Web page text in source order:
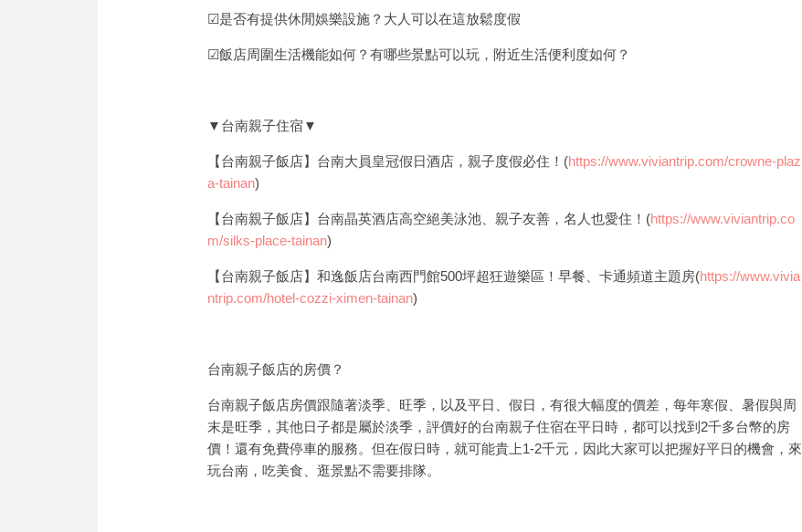
☑是否有提供休閒娛樂設施？大人可以在這放鬆度假
☑飯店周圍生活機能如何？有哪些景點可以玩，附近生活便利度如何？
▼台南親子住宿▼
【台南親子飯店】台南大員皇冠假日酒店，親子度假必住！(https://www.viviantrip.com/crowne-plaz
a-tainan)
【台南親子飯店】台南晶英酒店高空絕美泳池、親子友善，名人也愛住！(https://www.viviantrip.co
m/silks-place-tainan)
【台南親子飯店】和逸飯店台南西門館500坪超狂遊樂區！早餐、卡通頻道主題房(https://www.vivia
ntrip.com/hotel-cozzi-ximen-tainan)
台南親子飯店的房價？
台南親子飯店房價跟隨著淡季、旺季，以及平日、假日，有很大幅度的價差，每年寒假、暑假與周
末是旺季，其他日子都是屬於淡季，評價好的台南親子住宿在平日時，都可以找到2千多台幣的房
價！還有免費停車的服務。但在假日時，就可能貴上1-2千元，因此大家可以把握好平日的機會，來
玩台南，吃美食、逛景點不需要排隊。